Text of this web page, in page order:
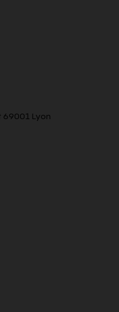
69001 Lyon